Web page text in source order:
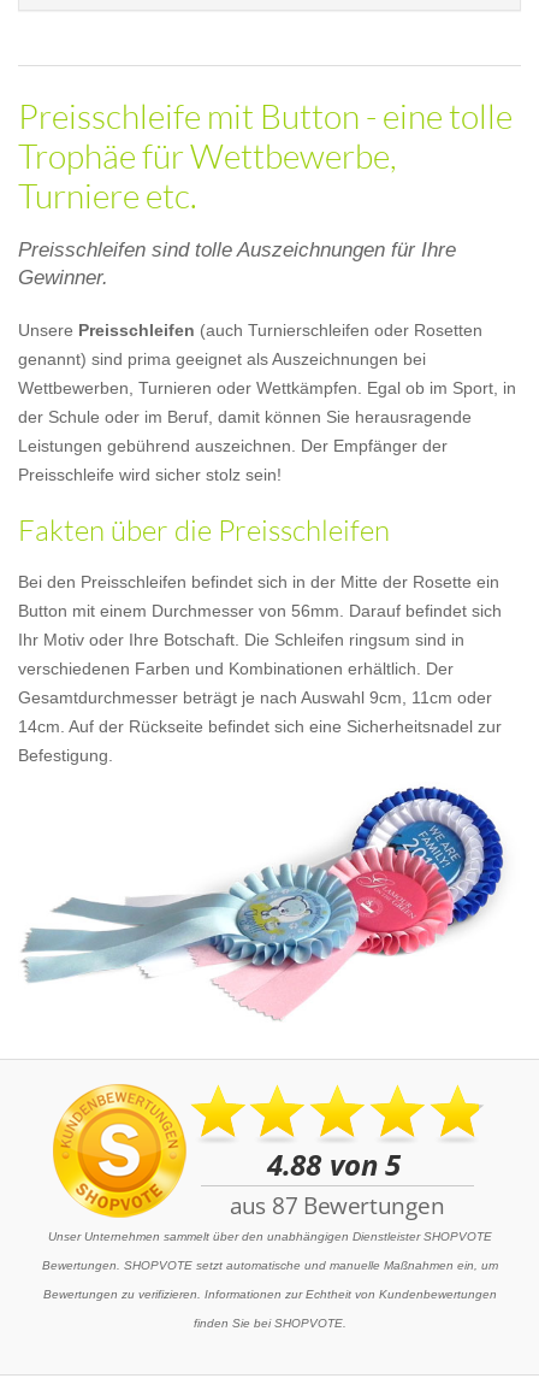
Preisschleife mit Button - eine tolle
Trophäe für Wettbewerbe,
Turniere etc.
Preisschleifen sind tolle Auszeichnungen für Ihre
Gewinner.
Unsere Preisschleifen (auch Turnierschleifen oder Rosetten
genannt) sind prima geeignet als Auszeichnungen bei
Wettbewerben, Turnieren oder Wettkämpfen. Egal ob im Sport, in
der Schule oder im Beruf, damit können Sie herausragende
Leistungen gebührend auszeichnen. Der Empfänger der
Preisschleife wird sicher stolz sein!
Fakten über die Preisschleifen
Bei den Preisschleifen befindet sich in der Mitte der Rosette ein
Button mit einem Durchmesser von 56mm. Darauf befindet sich
Ihr Motiv oder Ihre Botschaft. Die Schleifen ringsum sind in
verschiedenen Farben und Kombinationen erhältlich. Der
Gesamtdurchmesser beträgt je nach Auswahl 9cm, 11cm oder
14cm. Auf der Rückseite befindet sich eine Sicherheitsnadel zur
Befestigung.
Unser Unternehmen sammelt über den unabhängigen Dienstleister SHOPVOTE
Bewertungen. SHOPVOTE setzt automatische und manuelle Maßnahmen ein, um
Bewertungen zu verifizieren. Informationen zur Echtheit von Kundenbewertungen
finden Sie bei SHOPVOTE.